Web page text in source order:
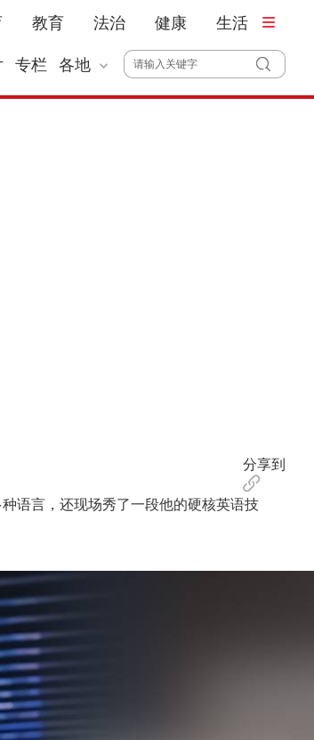
教育 法治 健康 生活
专栏 各地
分享到
语言，还现场秀了一段他的硬核英语技